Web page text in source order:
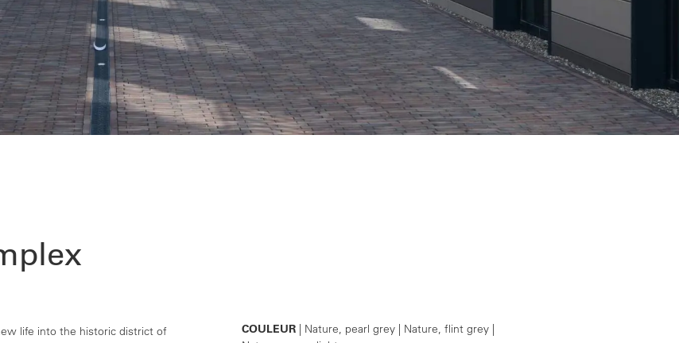
life into the historic district of
COULEUR| Nature, pearl grey | Nature, flint grey |